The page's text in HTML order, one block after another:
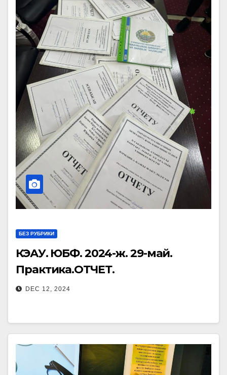
БЕЗ РУБРИКИ
КӨЭАУ. ЮБФ. 2024-ж. 29-май.
Практика.ОТЧЕТ.
DEC 12, 2024